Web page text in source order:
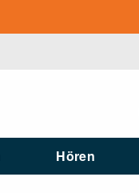
Hören